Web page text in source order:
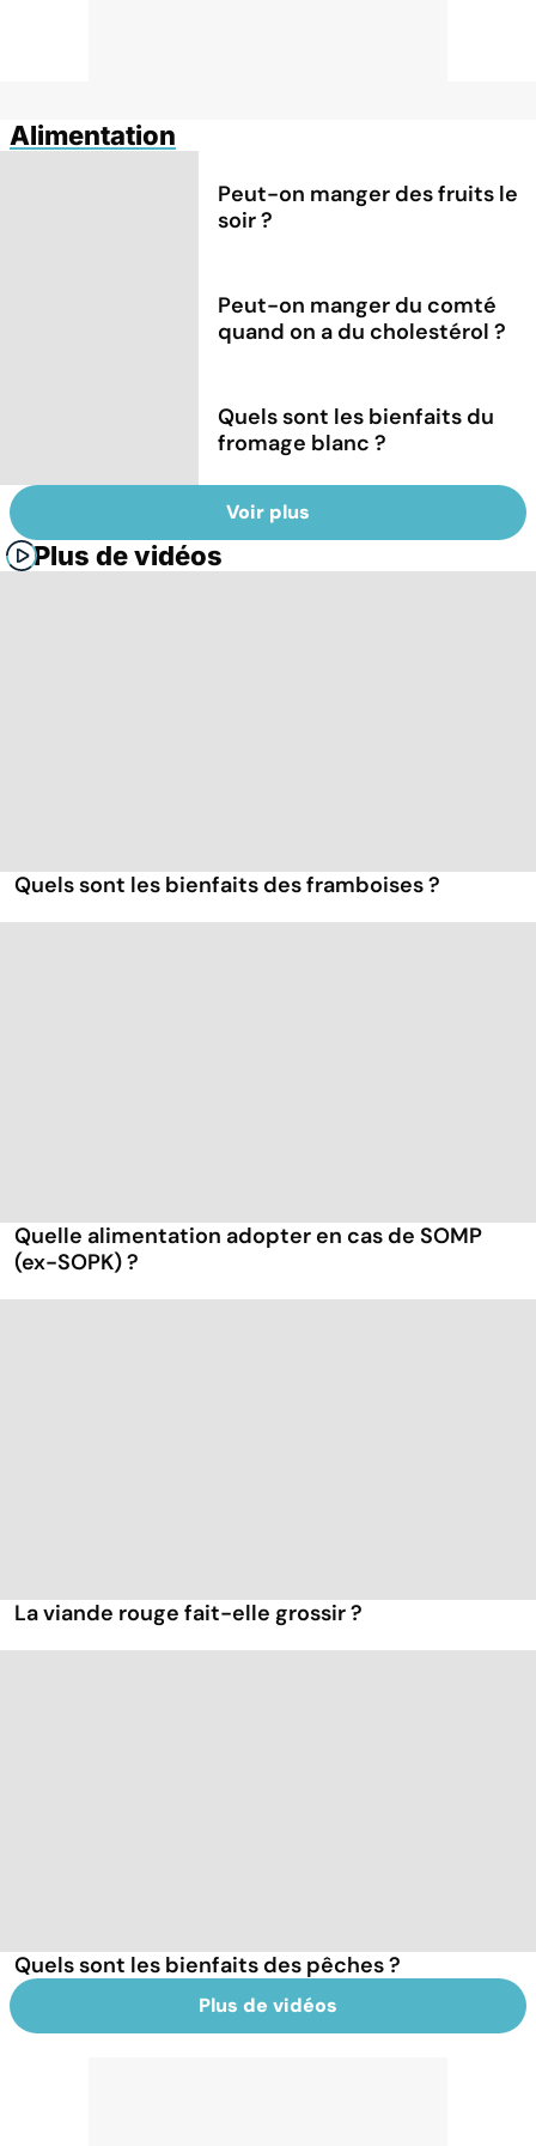
Alimentation
Peut-on manger des fruits le
soir ?
Peut-on manger du comté
quand on a du cholestérol ?
Quels sont les bienfaits du
fromage blanc ?
Voir plus
Plus de vidéos
Quels sont les bienfaits des framboises ?
Quelle alimentation adopter en cas de SOMP
(ex-SOPK) ?
La viande rouge fait-elle grossir ?
Quels sont les bienfaits des pêches ?
Plus de vidéos